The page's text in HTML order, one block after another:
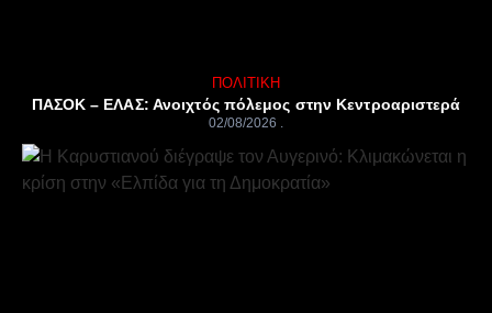
ΠΟΛΙΤΙΚΉ
ΠΑΣΟΚ – ΕΛΑΣ: Ανοιχτός πόλεμος στην Κεντροαριστερά
02/08/2026